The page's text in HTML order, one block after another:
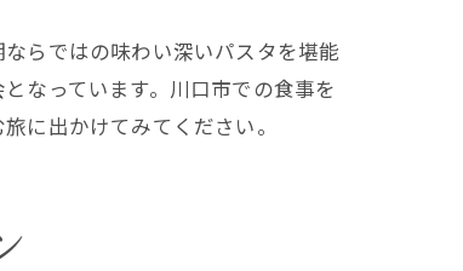
らではの味わい深いパスタを堪能
なっています。川口市での食事を
に出かけてみてください。